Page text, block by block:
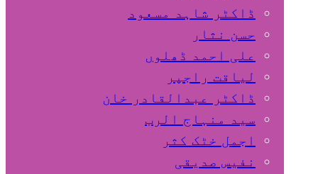
ڈاکٹر شاہد مسعود
حسن نثار
علی احمد ڈھلوں
لیاقت راجپر
ڈاکٹر عبدالقادر خان
سید منہاج الرب
اجمل خٹک کثر
نفیس صدیقی